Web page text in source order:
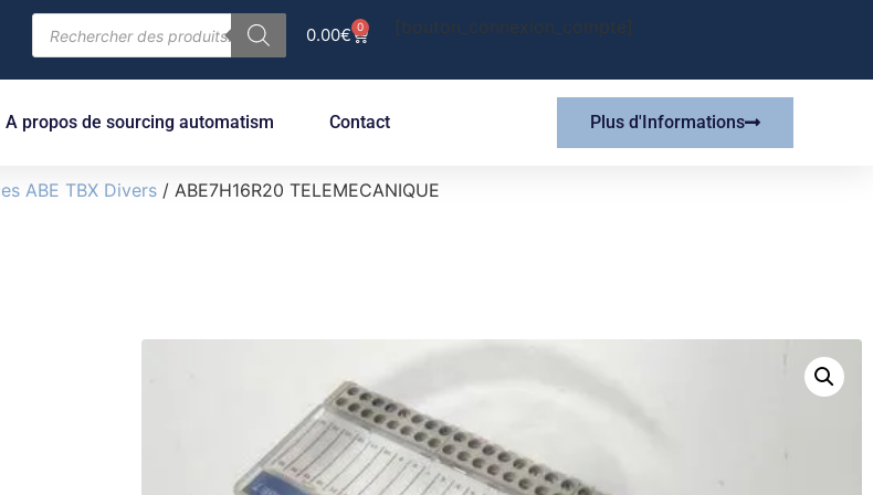
0.00€ 0 [bouton_connexion_compte]
A propos de sourcing automatism Contact Plus d'Informations
ABE TBX Divers / ABE7H16R20 TELEMECANIQUE